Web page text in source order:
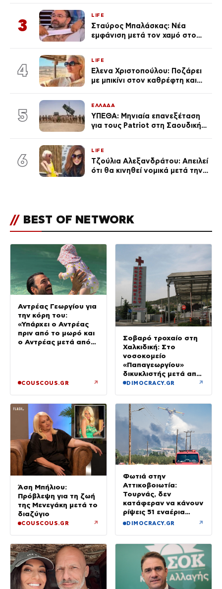
εκ. likes
3
LIFE
Σταύρος Μπαλάσκας: Νέα
εμφάνιση μετά τον χαμό στο
4
LIFE
Έλενα Χριστοπούλου: Ποζάρει
με μπικίνι στον καθρέφτη και
καθεμία…» (Βίντεο)
5
ΕΛΛΑΔΑ
ΥΠΕΘΑ: Μηνιαία επανεξέταση
για τους Patriot στη Σαουδική
6
LIFE
Τζούλια Αλεξανδράτου: Απειλεί
ότι θα κινηθεί νομικά μετά την
// BEST OF NETWORK
Αντρέας Γεωργίου για
την κόρη του:
«Υπάρχει ο Αντρέας
πριν από το μωρό και
ο Αντρέας μετά από
COUSCOUS.GR ↗
Σοβαρό τροχαίο στη
Χαλκιδική: Στο
νοσοκομείο
«Παπαγεωργίου»
δικυκλιστής μετά από
σύγκρουση
DIMOCRACY.GR ↗
Άση Μπήλιου:
Πρόβλεψη για τη ζωή
της Μενεγάκη μετά το
διαζύγιο
COUSCOUS.GR ↗
Φωτιά στην
Αττικοβοιωτία:
Τουρνάς, δεν
κατάφεραν να κάνουν
ρίψεις 51 εναέρια
μέσα
DIMOCRACY.GR ↗